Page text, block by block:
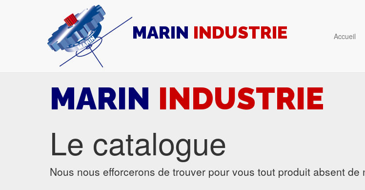
MARIN INDUSTRIE Accueil
MARIN INDUSTRIE
Le catalogue
Nous nous efforcerons de trouver pour vous tout produit absent de